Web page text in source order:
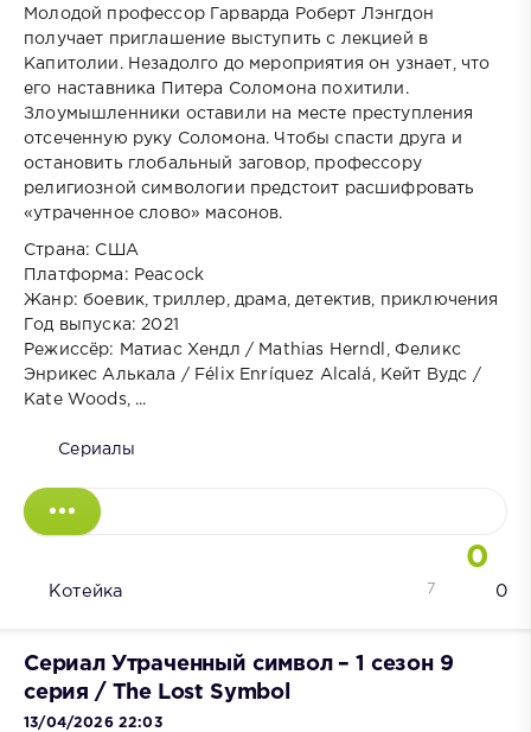
Молодой профессор Гарварда Роберт Лэнгдон
получает приглашение выступить с лекцией в
Капитолии. Незадолго до мероприятия он узнает, что
его наставника Питера Соломона похитили.
Злоумышленники оставили на месте преступления
отсеченную руку Соломона. Чтобы спасти друга и
остановить глобальный заговор, профессору
религиозной символогии предстоит расшифровать
«утраченное слово» масонов.
Страна: США
Платформа: Peacock
Жанр: боевик, триллер, драма, детектив, приключения
Год выпуска: 2021
Режиссёр: Матиас Хендл / Mathias Herndl, Феликс
Энрикес Алькала / Félix Enríquez Alcalá, Кейт Вудс /
Kate Woods, ...
Сериалы
0
Котейка 0
7
Сериал Утраченный символ – 1 сезон 9
серия / The Lost Symbol
13/04/2026 22:03